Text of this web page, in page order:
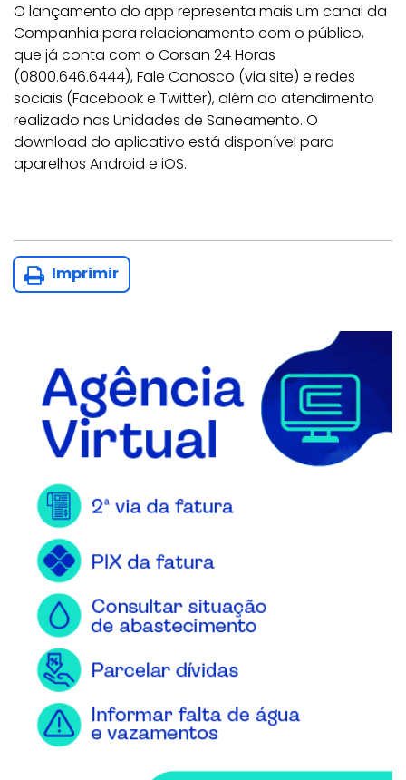
O lançamento do app representa mais um canal da
Companhia para relacionamento com o público,
que já conta com o Corsan 24 Horas
(0800.646.6444), Fale Conosco (via site) e redes
sociais (Facebook e Twitter), além do atendimento
realizado nas Unidades de Saneamento. O
download do aplicativo está disponível para
aparelhos Android e iOS.
Imprimir